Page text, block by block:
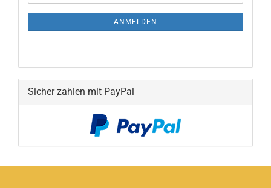
NEWSLETTER-
Mail
ANMELDEN
Sicher zahlen mit PayPal